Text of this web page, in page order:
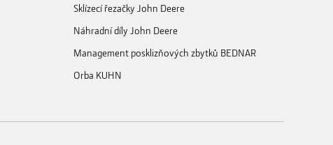
Sklízecí řezačky John Deere
Náhradní díly John Deere
Management posklizňových zbytků BEDNAR
Orba KUHN